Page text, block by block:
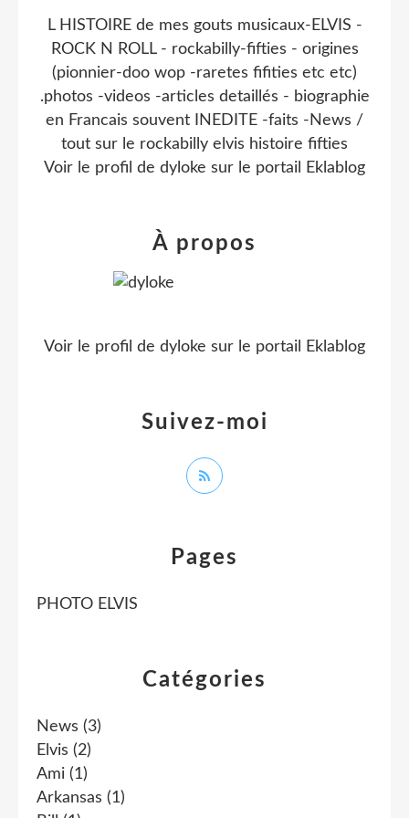
Catégories
News (3)
Elvis (2)
Ami (1)
Arkansas (1)
Pages
PHOTO ELVIS
L HISTOIRE de mes gouts musicaux-ELVIS -
ROCK N ROLL - rockabilly-fifties - origines
(pionnier-doo wop -raretes fifities etc etc)
.photos -videos -articles detaillés - biographie
en Francais souvent INEDITE -faits -News /
tout sur le rockabilly elvis histoire fifties
Voir le profil de dyloke sur le portail Eklablog
Suivez-moi
À propos
Voir le profil de dyloke sur le portail Eklablog